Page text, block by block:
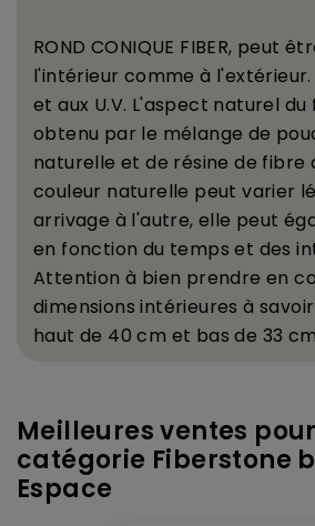
ROND CONIQUE FIBER, peut ê
l'intérieur commeà l'extérieur.
et aux U.V. L'aspect naturel
obtenu par le mélange de
naturelle et de résine de fibre
couleur naturelle peut varier lé
arrivage à l'autre, elle peuté
en fonction du temps et des
Attentionà bien prendre en
dimensions intérieuresà
haut de 40 cm et bas de 33
Meilleures ventes
catégorie Fiberstone
Espace